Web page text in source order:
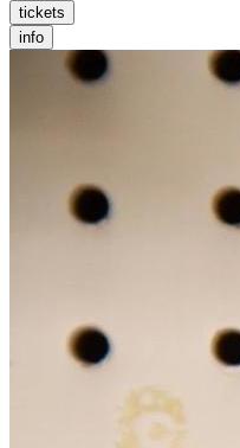
tickets
info